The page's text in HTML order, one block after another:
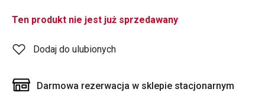
Ten produkt nie jest już sprzedawany
Dodaj do ulubionych
Darmowa rezerwacja w sklepie stacjonarnym